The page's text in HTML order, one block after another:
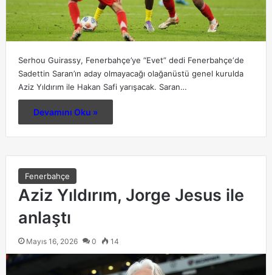
Serhou Guirassy, Fenerbahçe’ye “Evet” dedi Fenerbahçe‘de
Sadettin Saran’ın aday olmayacağı olağanüstü genel kurulda
Aziz Yıldırım ile Hakan Safi yarışacak. Saran…
Devamını Oku »
Fenerbahçe
Aziz Yıldırım, Jorge Jesus ile
anlaştı
Mayıs 16, 2026 0 14